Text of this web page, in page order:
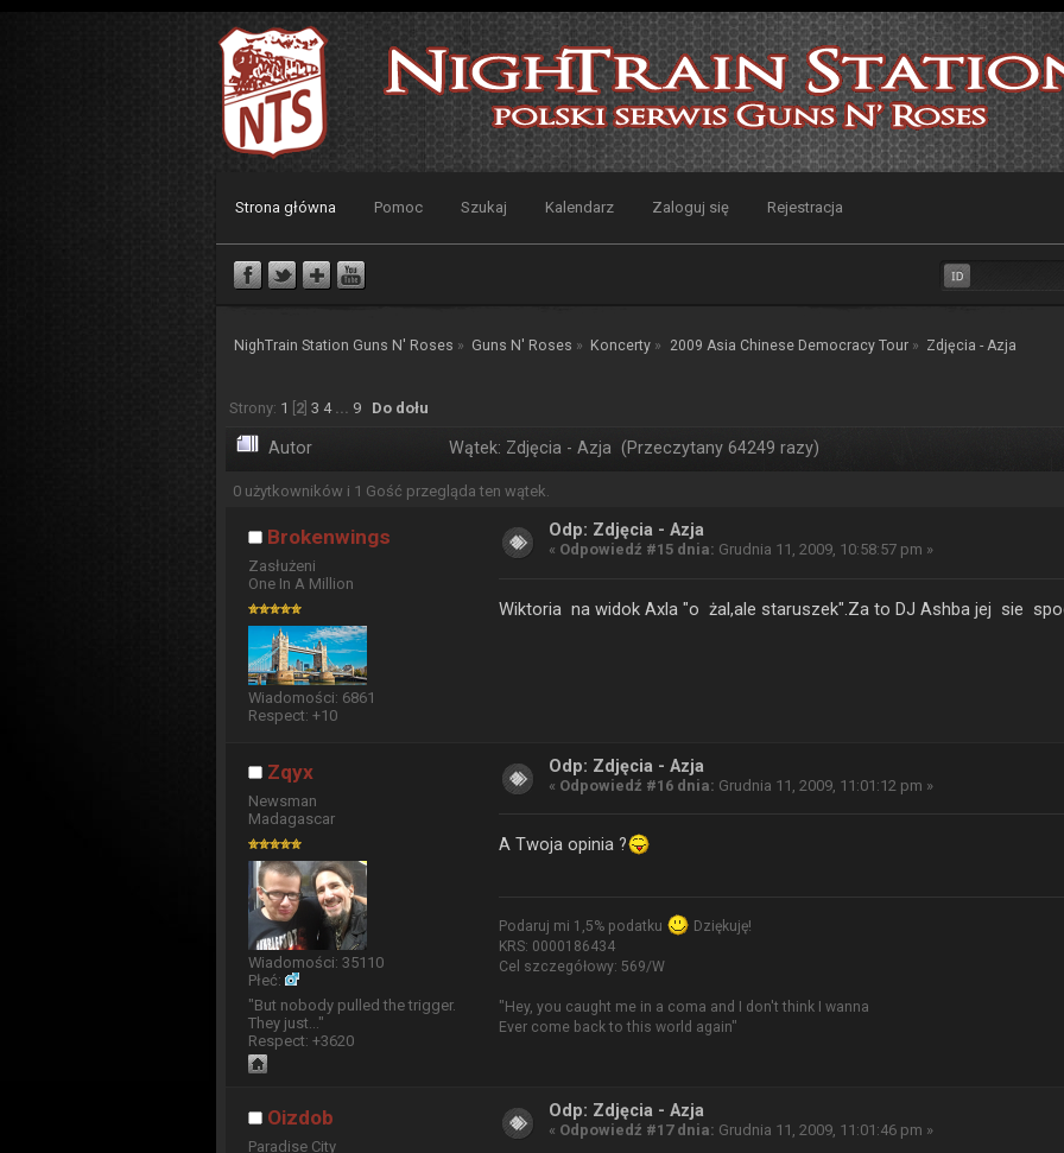
Strona główna Pomoc Szukaj Kalendarz Zaloguj się Rejestracja
NighTrain Station Guns N' Roses » Guns N' Roses » Koncerty » 2009 Asia Chinese Democracy Tour» Zdjęcia - Azja
Strony: 1 [2] 3 4 9 Do dołu
Autor Wątek: Zdjęcia - Azja (Przeczytany 64249 razy)
0 użytkowników i 1 Gość przegląda ten wątek.
Brokenwings
Zasłużeni
One In A Million
Wiadomości: 6861
Respect:+10
Odp: Zdjęcia - Azja
« Odpowiedź #15 dnia: Grudnia 11, 2009, 10:58:57 pm »
Wiktoria na widok Axla "o żal,ale staruszek".Za to DJ Ashba jej sie
Zqyx
Newsman
Madagascar
Wiadomości: 35110
Płeć:
"But nobody pulled the trigger.
They just..."
Respect:+3620
Odp: Zdjęcia - Azja
« Odpowiedź #16 dnia: Grudnia 11, 2009, 11:01:12 pm »
A Twoja opinia ?
Podaruj mi 1,5% podatku
Dziękuję!
KRS: 0000186434
Cel szczegółowy: 569/W
"Hey, you caught me in a coma and I don't think I wanna
Ever come back to this world again"
Oizdob
Paradise City
Odp: Zdjęcia - Azja
« Odpowiedź #17 dnia: Grudnia 11, 2009, 11:01:46 pm »